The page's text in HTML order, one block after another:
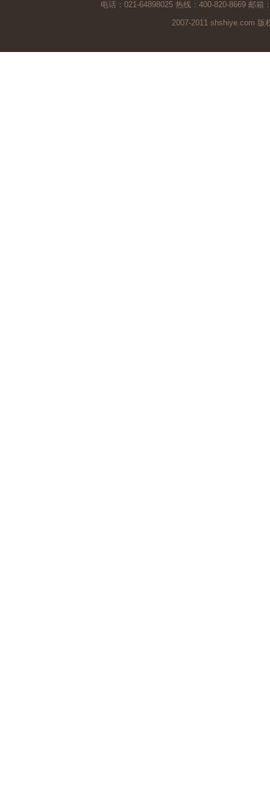
电话：021-64898025 热线：400-820-8669 邮箱
2007-2011 shshiye.com 版